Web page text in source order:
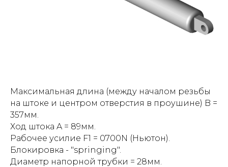
Максимальная длина (между началом резьбы
на штоке и центром отверстия в проушине) B =
357мм.
Ход штока A = 89мм.
Рабочее усилие F1 = 0700N (Ньютон).
Блокировка - "springing".
Диаметр напорной трубки = 28мм.